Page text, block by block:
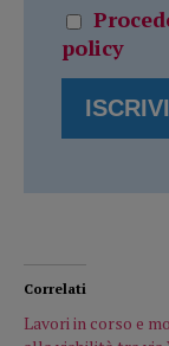
policy
Correlati
Lavori in corso e